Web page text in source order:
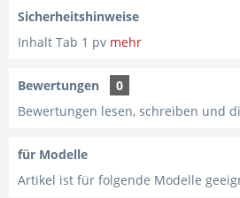
Sicherheitshinweise
Inhalt Tab 1 pv mehr
Bewertungen
0
Bewertungen lesen, schreiben und
für Modelle
Artikel ist für folgende Modelle